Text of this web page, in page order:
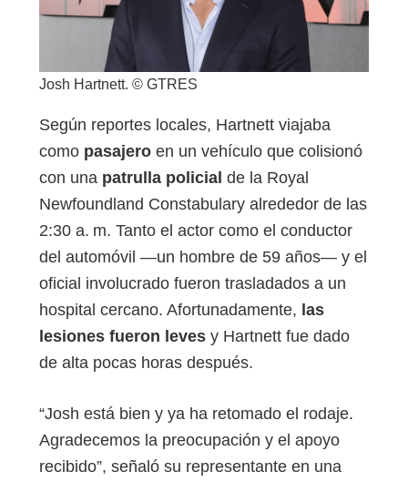
Josh Hartnett. © GTRES
Según reportes locales, Hartnett viajaba
como pasajero en un vehículo que colisionó
con una patrulla policial de la Royal
Newfoundland Constabulary alrededor de las
2:30 a. m. Tanto el actor como el conductor
del automóvil —un hombre de 59 años— y el
oficial involucrado fueron trasladados a un
hospital cercano. Afortunadamente, las
lesiones fueron leves y Hartnett fue dado
de alta pocas horas después.
“Josh está bien y ya ha retomado el rodaje.
Agradecemos la preocupación y el apoyo
recibido”, señaló su representante en una